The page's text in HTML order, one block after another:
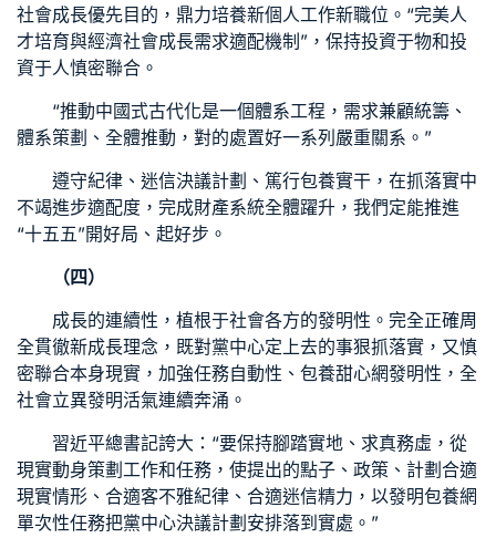
社會成長優先目的，鼎力培養新個人工作新職位。“完美人
才培育與經濟社會成長需求適配機制”，保持投資于物和投
資于人慎密聯合。
“推動中國式古代化是一個體系工程，需求兼顧統籌、
體系策劃、全體推動，對的處置好一系列嚴重關系。”
遵守紀律、迷信決議計劃、篤行包養實干，在抓落實中
不竭進步適配度，完成財產系統全體躍升，我們定能推進
“十五五”開好局、起好步。
（四）
成長的連續性，植根于社會各方的發明性。完全正確周
全貫徹新成長理念，既對黨中心定上去的事狠抓落實，又慎
密聯合本身現實，加強任務自動性、 包養甜心網發明性，全
社會立異發明活氣連續奔涌。
習近平總書記誇大：“要保持腳踏實地、求真務虛，從
現實動身策劃工作和任務，使提出的點子、政策、計劃合適
現實情形、合適客不雅紀律、合適迷信精力，以發明包養網
單次性任務把黨中心決議計劃安排落到實處。”